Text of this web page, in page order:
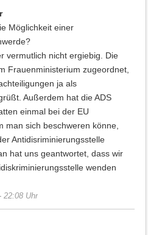
Möglichkeit einer
vermutlich nicht ergiebig. Die
Frauenministerium zugeordnet,
ja als
Außerdem hat die ADS
einmal bei der EU
man sich beschweren könne,
Antidisriminierungsstelle
hat uns geantwortet, dass wir
wenden
22:08 Uhr